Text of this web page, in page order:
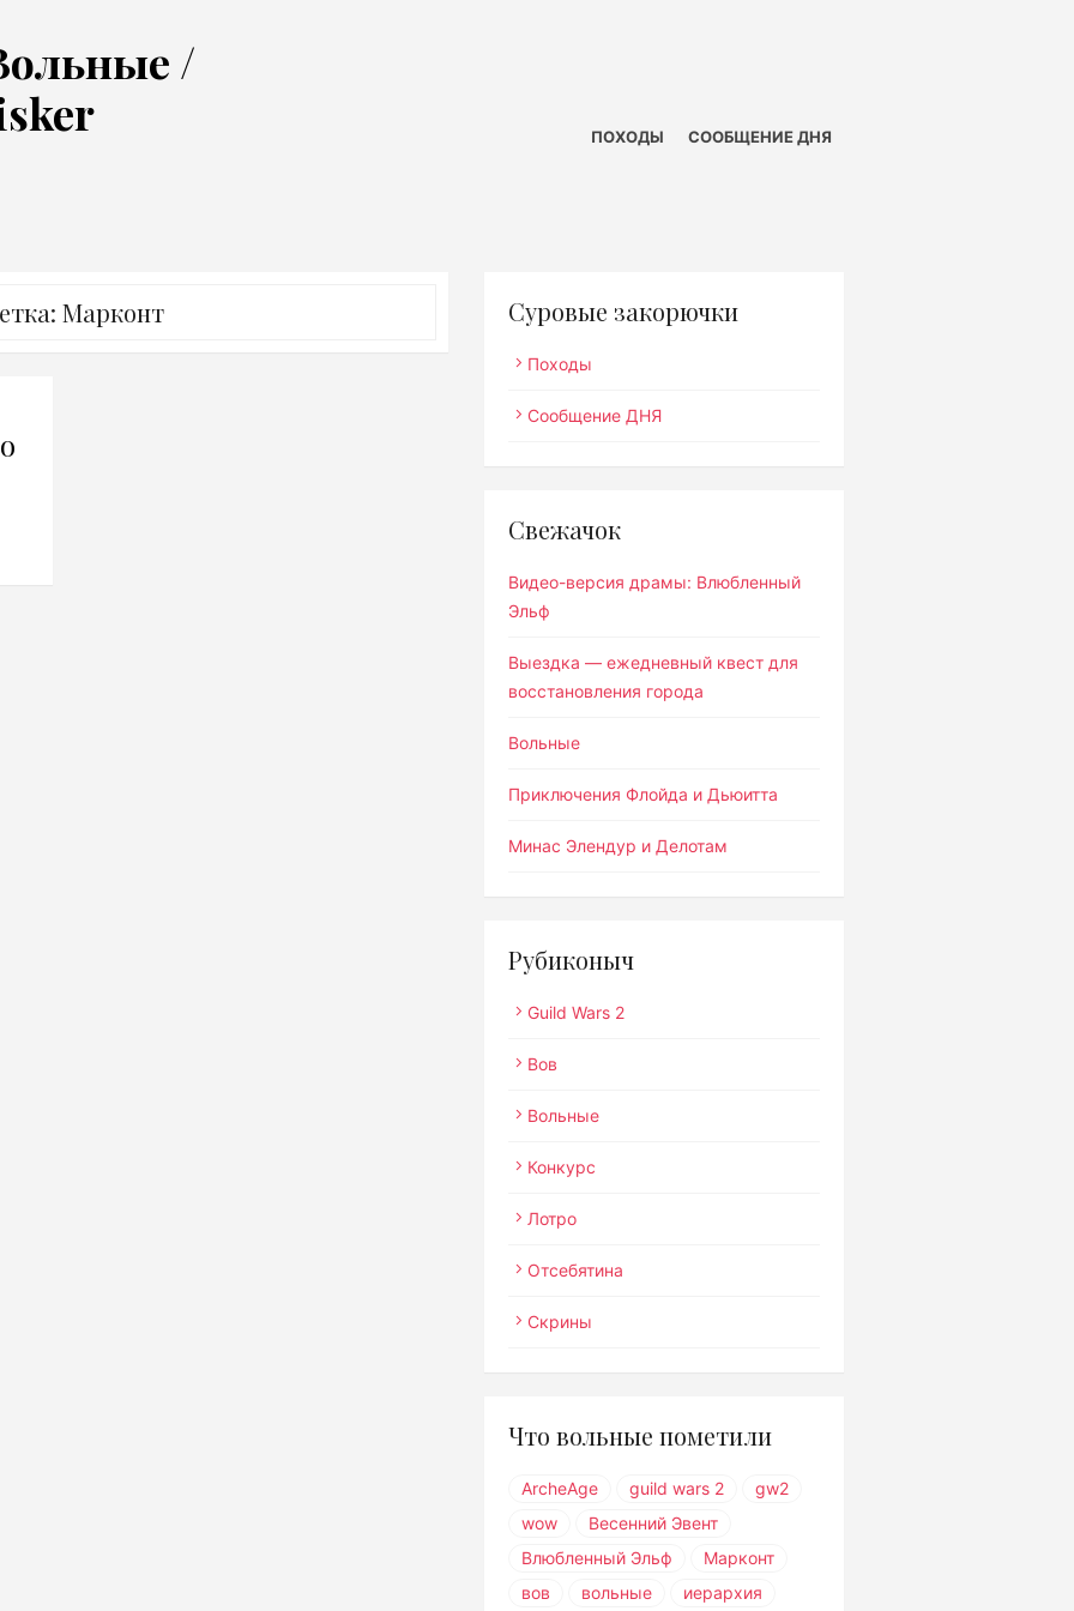
/
ПОХОДЫ СООБЩЕНИЕ ДНЯ
Марконт Суровые закорючки
Походы
Сообщение ДНЯ
Свежачок
Видео-версия драмы: Влюбленный
Эльф
Выездка — ежедневный квест для
восстановления города
Вольные
Приключения Флойда и Дьюитта
Минас Элендур и Делотам
Рубиконыч
Guild Wars 2
Вов
Вольные
Конкурс
Лотро
Отсебятина
Скрины
Что вольные пометили
ArcheAge guild wars 2
gw2
wow
Весенний Эвент
Влюбленный Эльф
Марконт
вов
вольные иерархия